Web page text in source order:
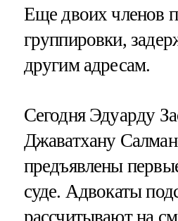
Еще двоих членов
группировки,
другим адресам.
Сегодня Эдуарду
Джаватхану
предъявлены
суде. Адвокаты
рассчитывают на